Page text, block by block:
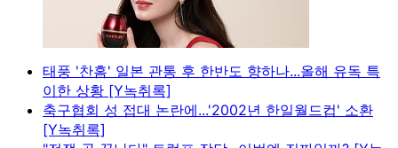
태풍 '찬홈' 일본 관통 후 한반도 향하나...올해 유독 특
이한 상황 [Y녹취록]
축구협회 성 접대 논란에...'2002년 한일월드컵' 소환
[Y녹취록]